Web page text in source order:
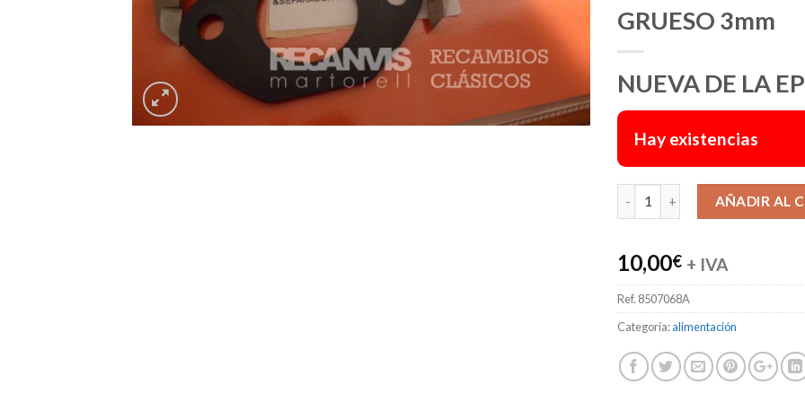
GRUESO 3mm
NUEVA DE LA
Hay existencias
AÑADIR AL
10,00€ + IVA
Ref. 8507068A
Categoría:alimentación